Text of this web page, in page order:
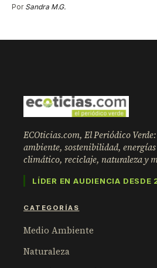
Por Sandra M.G.
ECOticias.com, El Periódico
ambiente, sostenibilidad,
climático, reciclaje, naturaleza y
LÍDER EN AUDIENCIA DESDE
CATEGORÍAS
Medio Ambiente
Naturaleza